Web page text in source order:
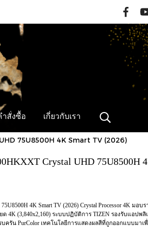
สั่งซื้อ เกี่ยวกับเรา
75U8500H 4K Smart TV (2026)
Crystal UHD 75U8500H
4K Smart TV (2026) Crystal Processor 4K มอบร
(3,840x2,160) ระบบปฏิบัติการ TIZEN รองรับแอปพลิ
รัน PurColor เทคโนโลยีการแสดงผลสีที่ถูกออกแบบมาเ